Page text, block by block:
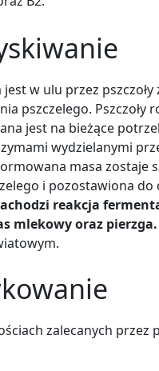
w ulu przez
pszczelego. Pszczoły
jest na bieżące
wydzielanymi
masa zostaje
i pozostawiona do
reakcja
mlekowy oraz pierzga.
zalecanych